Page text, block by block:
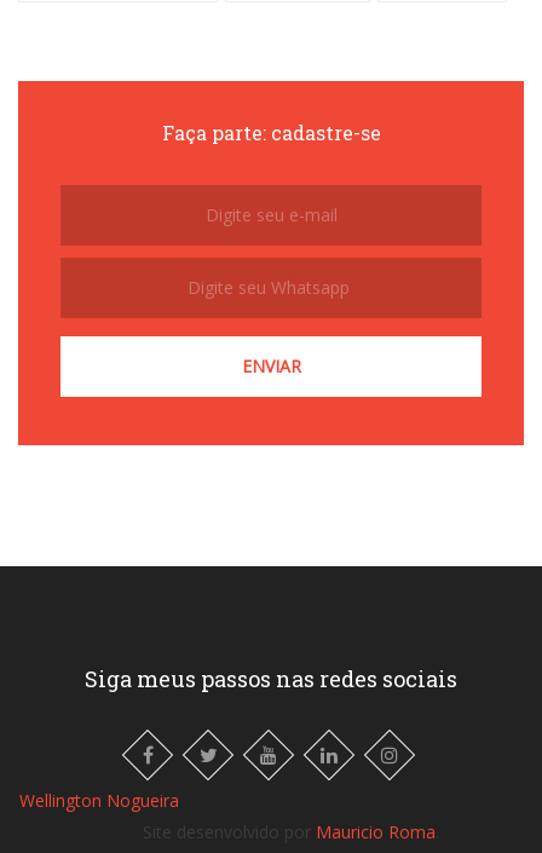
Faça parte: cadastre-se
Siga meus passos nas redes sociais
Wellington Nogueira
Site desenvolvido por Mauricio Roma